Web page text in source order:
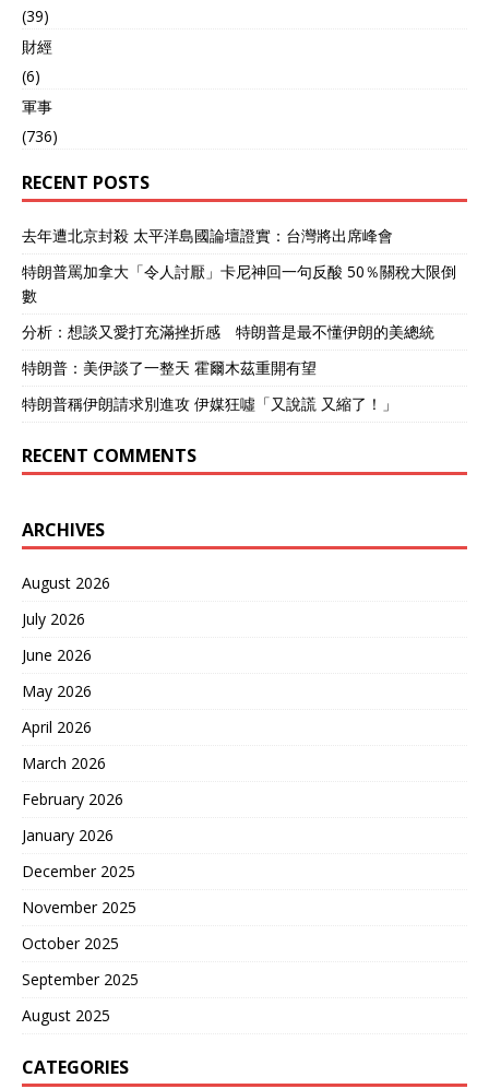
(39)
財經
(6)
軍事
(736)
RECENT POSTS
去年遭北京封殺 太平洋島國論壇證實：台灣將出席峰會
特朗普罵加拿大「令人討厭」卡尼神回一句反酸 50％關稅大限倒
數
分析：想談又愛打充滿挫折感 特朗普是最不懂伊朗的美總統
特朗普：美伊談了一整天 霍爾木茲重開有望
特朗普稱伊朗請求別進攻 伊媒狂噓「又說謊 又縮了！」
RECENT COMMENTS
ARCHIVES
August 2026
July 2026
June 2026
May 2026
April 2026
March 2026
February 2026
January 2026
December 2025
November 2025
October 2025
September 2025
August 2025
CATEGORIES